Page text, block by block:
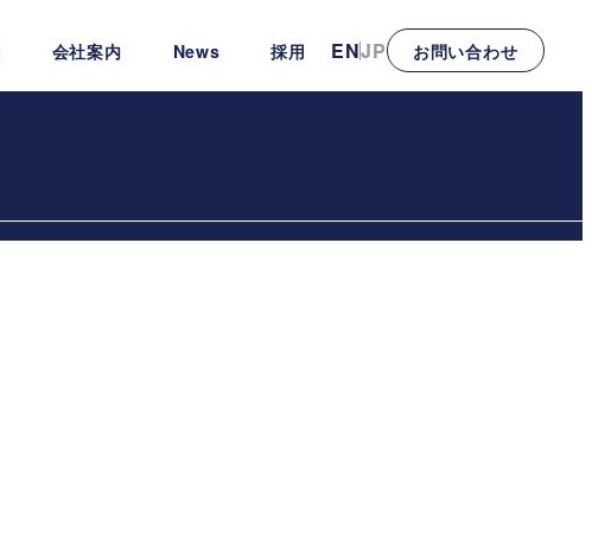
会社案内 News 採用 ENJP お問い合わせ